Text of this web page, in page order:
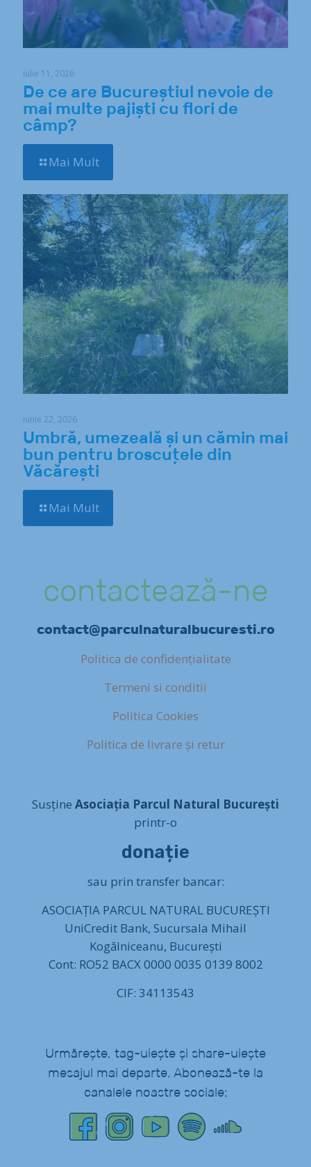
iulie 11, 2026
De ce are Bucureștiul nevoie de
mai multe pajiști cu flori de
câmp?
Mai Mult
iunie 22, 2026
Umbră, umezeală și un cămin mai
bun pentru broscuțele din
Văcărești
Mai Mult
contactează-ne
contact@parculnaturalbucuresti.ro
Politica de confidențialitate
Termeni si conditii
Politica Cookies
Politica de livrare și retur
Susține Asociația Parcul Natural București
printr-o
donație
sau prin transfer bancar:
ASOCIAȚIA PARCUL NATURAL BUCUREȘTI
UniCredit Bank, Sucursala Mihail
Kogălniceanu, București
Cont: RO52 BACX 0000 0035 0139 8002
CIF: 34113543
Urmărește, tag-uiește și share-uiește
mesajul mai departe. Abonează-te la
canalele noastre sociale: